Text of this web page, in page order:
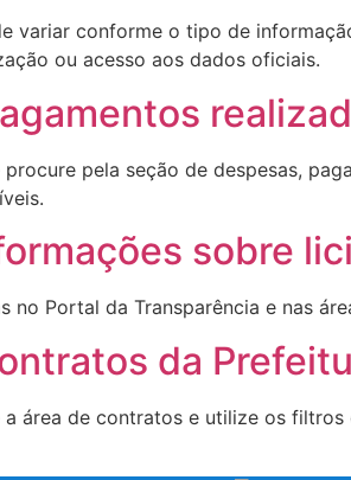
variar conforme o tipo de
ou acesso aos dados oficiais.
pela seção de despesas,
sobre
no Portal da Transparência e nas
da
a área de contratos e utilize os